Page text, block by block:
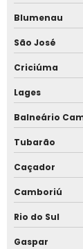
Sistema
Sistema para
Sistema para
Sistema
Software
Software
Blumenau
São José
Criciúma
Lages
Balneário
Tubarão
Caçador
Camboriú
Rio do Sul
Gaspar